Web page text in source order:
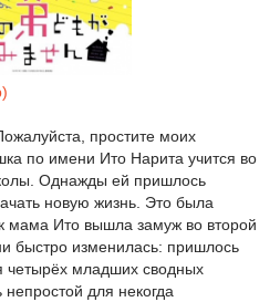
простите моих
по имени Ито Нарита учится во
Однажды ей пришлось
новую жизнь. Это была
мама Ито вышла замуж во второй
быстро изменилась: пришлось
четырёх младших сводных
для некогда